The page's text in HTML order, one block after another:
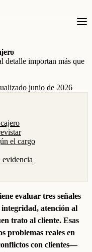
detalle importan más que
junio de 2026
el cargo
evidencia
evaluar tres señales
atención al
trato al cliente. Esas
problemas reales en
con clientes—